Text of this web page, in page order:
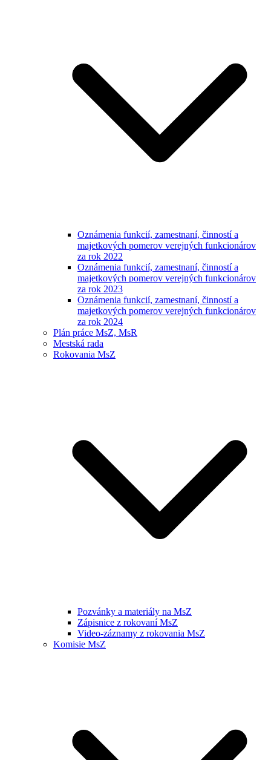
Oznámenia funkcií, zamestnaní, činností a
majetkových pomerov verejných funkcionárov
za rok 2022
Oznámenia funkcií, zamestnaní, činností a
majetkových pomerov verejných funkcionárov
za rok 2023
Oznámenia funkcií, zamestnaní, činností a
majetkových pomerov verejných funkcionárov
za rok 2024
Plán práce MsZ, MsR
Mestská rada
Rokovania MsZ
Pozvánky a materiály na MsZ
Zápisnice z rokovaní MsZ
Video-záznamy z rokovania MsZ
Komisie MsZ